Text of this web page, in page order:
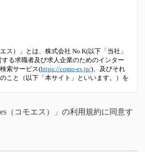
エス）」とは、株式会社 No.K(以下「当社」
する求職者及び求人企業のためのインター
索サービス(https://como-es.jp/)、及びそれ
こと（以下「本サイト」といいます。）を
es（コモエス）」の利用規約に同意す